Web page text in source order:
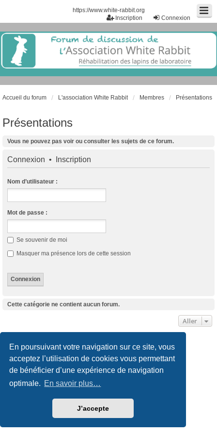
En poursuivant votre navigation sur ce site, vous
acceptez l’utilisation de cookies vous permettant
de bénéficier d’une expérience de navigation
optimale. En savoir plus…
J’accepte
https://www.white-rabbit.org
Connexion
Inscription
Accueil du forum L'association White Rabbit Membres Présentations
Présentations
Vous ne pouvez pas voir ou consulter les sujets de ce forum.
Connexion • Inscription
Nom d’utilisateur :
Mot de passe :
Se souvenir de moi
Masquer ma présence lors de cette session
Cette catégorie ne contient aucun forum.
Aller
Site internet Accueil du forum Nous contacter
Développé par
Traduction française officielle© Qiaeru
Stylewe_universalcreated by INVENTEA & v12mike